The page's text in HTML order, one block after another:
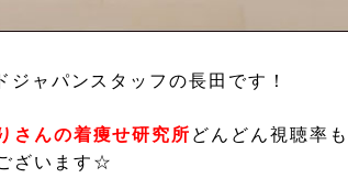
ャパンスタッフの長田です！
さんの着痩せ研究所 どんどん視聴率
ざいます☆